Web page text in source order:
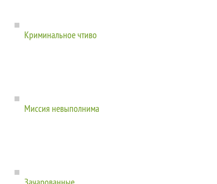
Криминальное чтиво
Миссия невыполнима